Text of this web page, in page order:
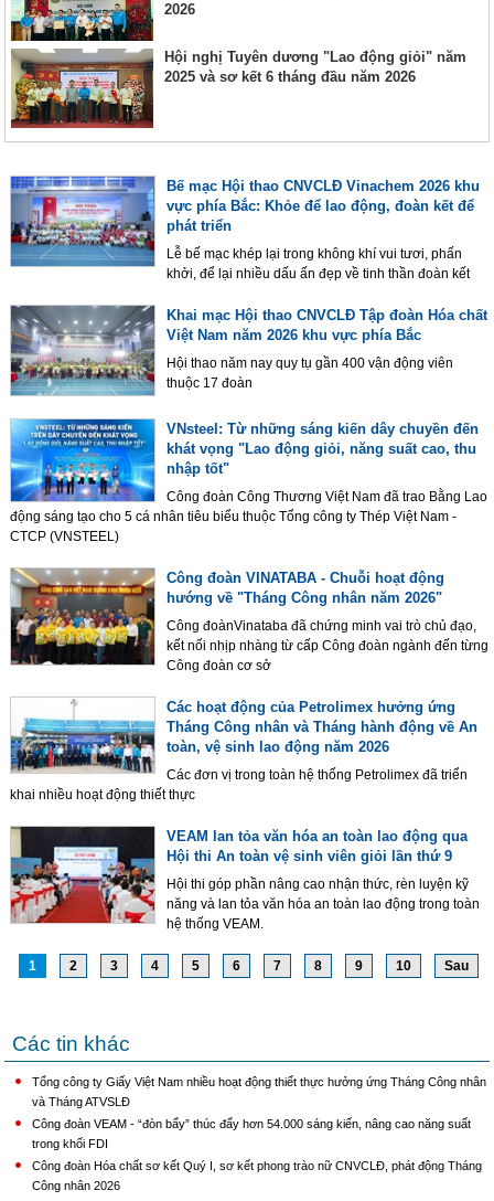
2026
Hội nghị Tuyên dương "Lao động giỏi" năm
2025 và sơ kết 6 tháng đầu năm 2026
Bế mạc Hội thao CNVCLĐ Vinachem 2026 khu
vực phía Bắc: Khỏe để lao động, đoàn kết để
phát triển
Lễ bế mạc khép lại trong không khí vui tươi, phấn
khởi, để lại nhiều dấu ấn đẹp về tinh thần đoàn kết
Khai mạc Hội thao CNVCLĐ Tập đoàn Hóa chất
Việt Nam năm 2026 khu vực phía Bắc
Hội thao năm nay quy tụ gần 400 vận động viên
thuộc 17 đoàn
VNsteel: Từ những sáng kiến dây chuyền đến
khát vọng "Lao động giỏi, năng suất cao, thu
nhập tốt"
Công đoàn Công Thương Việt Nam đã trao Bằng Lao
động sáng tạo cho 5 cá nhân tiêu biểu thuộc Tổng công ty Thép Việt Nam -
CTCP (VNSTEEL)
Công đoàn VINATABA - Chuỗi hoạt động
hướng về "Tháng Công nhân năm 2026"
Công đoànVinataba đã chứng minh vai trò chủ đạo,
kết nối nhịp nhàng từ cấp Công đoàn ngành đến từng
Công đoàn cơ sở
Các hoạt động của Petrolimex hưởng ứng
Tháng Công nhân và Tháng hành động về An
toàn, vệ sinh lao động năm 2026
Các đơn vị trong toàn hệ thống Petrolimex đã triển
khai nhiều hoạt động thiết thực
VEAM lan tỏa văn hóa an toàn lao động qua
Hội thi An toàn vệ sinh viên giỏi lần thứ 9
Hội thi góp phần nâng cao nhận thức, rèn luyện kỹ
năng và lan tỏa văn hóa an toàn lao động trong toàn
hệ thống VEAM.
1 2 3 4 5 6 7 8 9 10 Sau
Các tin khác
Tổng công ty Giấy Việt Nam nhiều hoạt động thiết thực hưởng ứng Tháng Công nhân
và Tháng ATVSLĐ
Công đoàn VEAM - “đòn bẩy” thúc đẩy hơn 54.000 sáng kiến, nâng cao năng suất
trong khối FDI
Công đoàn Hóa chất sơ kết Quý I, sơ kết phong trào nữ CNVCLĐ, phát động Tháng
Công nhân 2026